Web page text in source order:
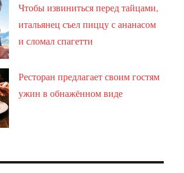
Чтобы извиниться перед тайцами,
итальянец съел пиццу с ананасом
и сломал спагетти
Ресторан предлагает своим гостям
ужин в обнажённом виде